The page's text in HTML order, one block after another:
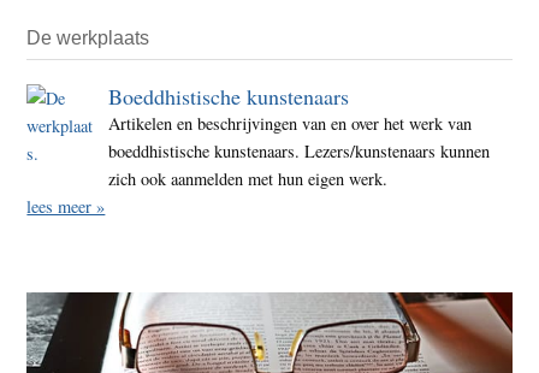
De werkplaats
Boeddhistische kunstenaars
Artikelen en beschrijvingen van en over het werk van
boeddhistische kunstenaars. Lezers/kunstenaars kunnen
zich ook aanmelden met hun eigen werk.
lees meer »